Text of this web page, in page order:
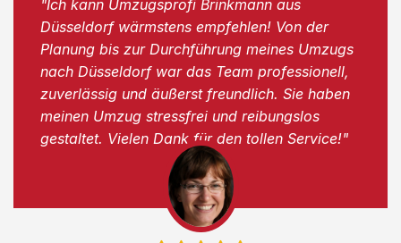
"Ich kann Umzugsprofi Brinkmann aus
Düsseldorf wärmstens empfehlen! Von der
Planung bis zur Durchführung meines Umzugs
nach Düsseldorf war das Team professionell,
zuverlässig und äußerst freundlich. Sie haben
meinen Umzug stressfrei und reibungslos
gestaltet. Vielen Dank für den tollen Service!"